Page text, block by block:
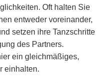
Oft halten Sie
entweder voreinander,
setzen ihre Tanzschritte
des Partners.
ein gleichmäßiges,
einhalten.